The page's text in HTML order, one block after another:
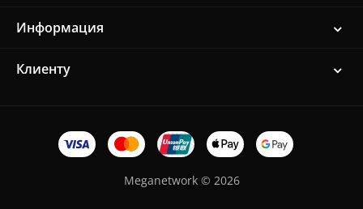
Информация
Клиенту
Meganetwork © 2026